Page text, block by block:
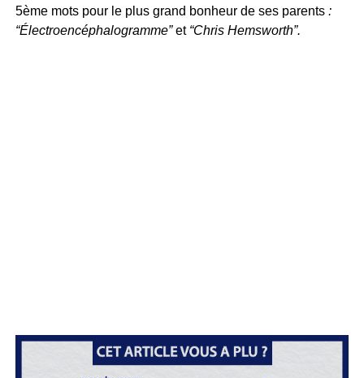
5ème mots pour le plus grand bonheur de ses parents :
“Électroencéphalogramme”et “Chris Hemsworth”.